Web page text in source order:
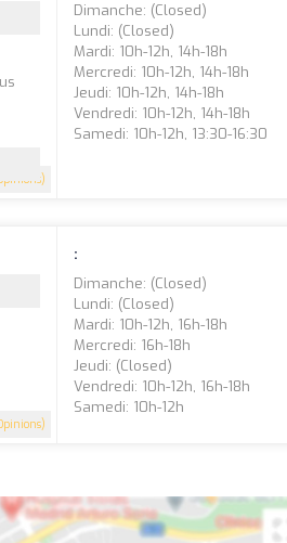
Dimanche: (closed)
Lundi: (closed)
Mardi: 10h-12h, 14h-18h
Mercredi: 10h-12h, 14h-18h
Jeudi: 10h-12h, 14h-18h
Vendredi: 10h-12h, 14h-18h
Samedi: 10h-12h, 13:30-16:30
:
Dimanche: (closed)
Lundi: (closed)
Mardi: 10h-12h, 16h-18h
Mercredi: 16h-18h
Jeudi: (closed)
Vendredi: 10h-12h, 16h-18h
Samedi: 10h-12h